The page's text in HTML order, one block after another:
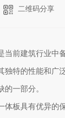
二维码分享
当前建筑行业中
独特的性能和广
的一部分。
体板具有优异的